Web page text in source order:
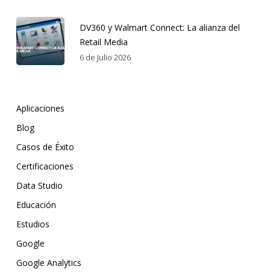
DV360 y Walmart Connect: La alianza del
Retail Media
6 de Julio 2026
Aplicaciones
Blog
Casos de Éxito
Certificaciones
Data Studio
Educación
Estudios
Google
Google Analytics